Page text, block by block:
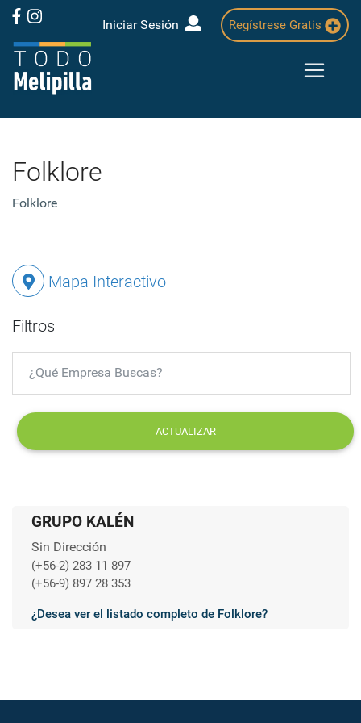
Iniciar Sesión Regístrese Gratis
Folklore
Folklore
Mapa Interactivo
Filtros
ACTUALIZAR
GRUPO KALÉN
Sin Dirección
(+56-2) 283 11 897
(+56-9) 897 28 353
¿Desea ver el listado completo de Folklore?